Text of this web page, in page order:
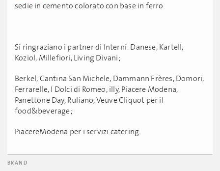
sedie in cemento colorato con base in ferro
Si ringraziano i partner di Interni: Danese, Kartell,
Koziol, Millefiori, Living Divani;
Berkel, Cantina San Michele, Dammann Frères, Domori,
Ferrarelle, I Dolci di Romeo, illy, Piacere Modena,
Panettone Day, Ruliano, Veuve Cliquot per il
food&beverage;
PiacereModena per i servizi catering.
BRAND